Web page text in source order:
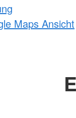
Maps Ansicht